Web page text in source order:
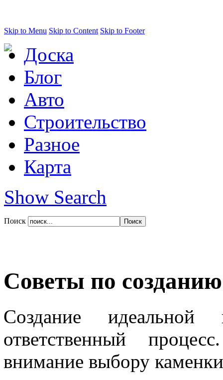
Skip to Menu Skip to Content Skip to Footer
Доска
Блог
Авто
Строительство
Разное
Карта
Show Search
Поиск
Советы по
Создание
ответственный
внимание выбору